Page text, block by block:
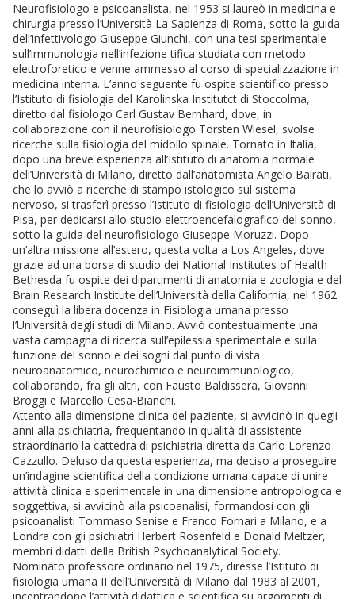
Neurofisiologo e psicoanalista, nel 1953 si laureò in medicina e
chirurgia presso l’Università La Sapienza di Roma, sotto la guida
dell’infettivologo Giuseppe Giunchi, con una tesi sperimentale
sull’immunologia nell’infezione tifica studiata con metodo
elettroforetico e venne ammesso al corso di specializzazione in
medicina interna. L’anno seguente fu ospite scientifico presso
l’Istituto di fisiologia del Karolinska Institutct di Stoccolma,
diretto dal fisiologo Carl Gustav Bernhard, dove, in
collaborazione con il neurofisiologo Torsten Wiesel, svolse
ricerche sulla fisiologia del midollo spinale. Tornato in Italia,
dopo una breve esperienza all’Istituto di anatomia normale
dell’Università di Milano, diretto dall’anatomista Angelo Bairati,
che lo avviò a ricerche di stampo istologico sul sistema
nervoso, si trasferì presso l’Istituto di fisiologia dell’Università di
Pisa, per dedicarsi allo studio elettroencefalografico del sonno,
sotto la guida del neurofisiologo Giuseppe Moruzzi. Dopo
un’altra missione all’estero, questa volta a Los Angeles, dove
grazie ad una borsa di studio dei National Institutes of Health
Bethesda fu ospite dei dipartimenti di anatomia e zoologia e del
Brain Research Institute dell’Università della California, nel 1962
conseguì la libera docenza in Fisiologia umana presso
l’Università degli studi di Milano. Avviò contestualmente una
vasta campagna di ricerca sull’epilessia sperimentale e sulla
funzione del sonno e dei sogni dal punto di vista
neuroanatomico, neurochimico e neuroimmunologico,
collaborando, fra gli altri, con Fausto Baldissera, Giovanni
Broggi e Marcello Cesa-Bianchi.
Attento alla dimensione clinica del paziente, si avvicinò in quegli
anni alla psichiatria, frequentando in qualità di assistente
straordinario la cattedra di psichiatria diretta da Carlo Lorenzo
Cazzullo. Deluso da questa esperienza, ma deciso a proseguire
un’indagine scientifica della condizione umana capace di unire
attività clinica e sperimentale in una dimensione antropologica e
soggettiva, si avvicinò alla psicoanalisi, formandosi con gli
psicoanalisti Tommaso Senise e Franco Fornari a Milano, e a
Londra con gli psichiatri Herbert Rosenfeld e Donald Meltzer,
membri didatti della British Psychoanalytical Society.
Nominato professore ordinario nel 1975, diresse l’Istituto di
fisiologia umana II dell’Università di Milano dal 1983 al 2001,